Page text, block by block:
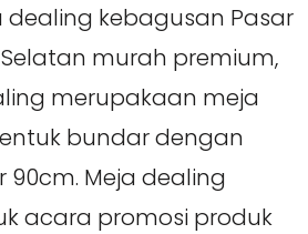
dealing kebagusan Pasar
murah premium,
merupakaan meja
bundar dengan
Meja dealing
acara promosi produk